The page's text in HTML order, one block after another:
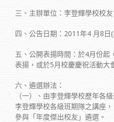
三、主辦單位：李登輝學校校
四、公告日期：2011年4 月8日
五、公開表揚時間：於4月份起
表揚，或於5月校慶慶祝活動大
六、遴選辦法：
（一）、由李登輝學校歷年各
李登輝學校各級班期隊之講座
參與「年度傑出校友」遴選。